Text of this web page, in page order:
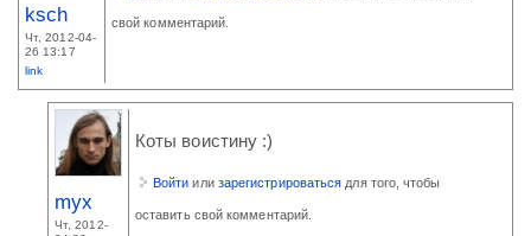
ksch
Чт, 2012-04-
26 13:17
link
свой комментарий.
myx
Чт, 2012-
Коты воистину :)
Войти или зарегистрироваться для того, чтобы
оставить свой комментарий.